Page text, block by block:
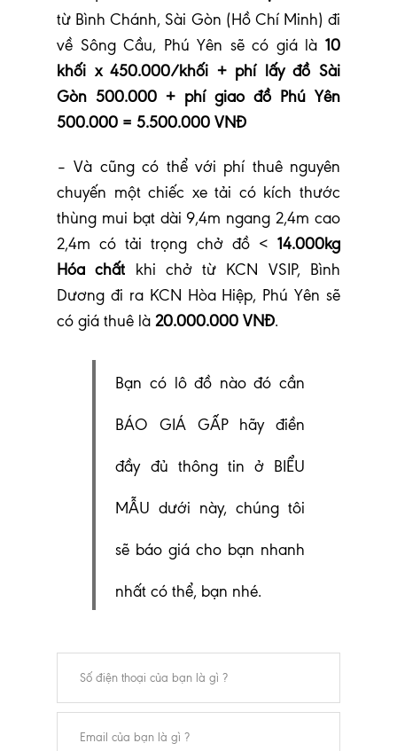
từ Bình Chánh, Sài Gòn (Hồ Chí Minh) đi
về Sông Cầu, Phú Yên sẽ có giá là 10
khối x 450.000/khối + phí lấy đồ Sài
Gòn 500.000 + phí giao đồ Phú Yên
500.000 = 5.500.000 VNĐ
– Và cũng có thể với phí thuê nguyên
chuyến một chiếc xe tải có kích thước
thùng mui bạt dài 9,4m ngang 2,4m cao
2,4m có tải trọng chở đồ < 14.000kg
Hóa chất khi chở từ KCN VSIP, Bình
Dương đi ra KCN Hòa Hiệp, Phú Yên sẽ
có giá thuê là 20.000.000 VNĐ.
Bạn có lô đồ nào đó cần
BÁO GIÁ GẤP hãy điền
đầy đủ thông tin ở BIỂU
MẪU dưới này, chúng tôi
sẽ báo giá cho bạn nhanh
nhất có thể, bạn nhé.